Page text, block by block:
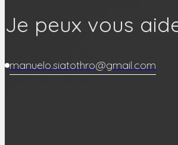
Je peux vous
manuelo.siatothro@gmail.com